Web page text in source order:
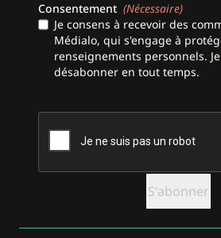
Consentement (Nécessaire)
Je consens à recevoir des
Médialo, qui s'engage à
renseignements personnels.
désabonner en tout temps.